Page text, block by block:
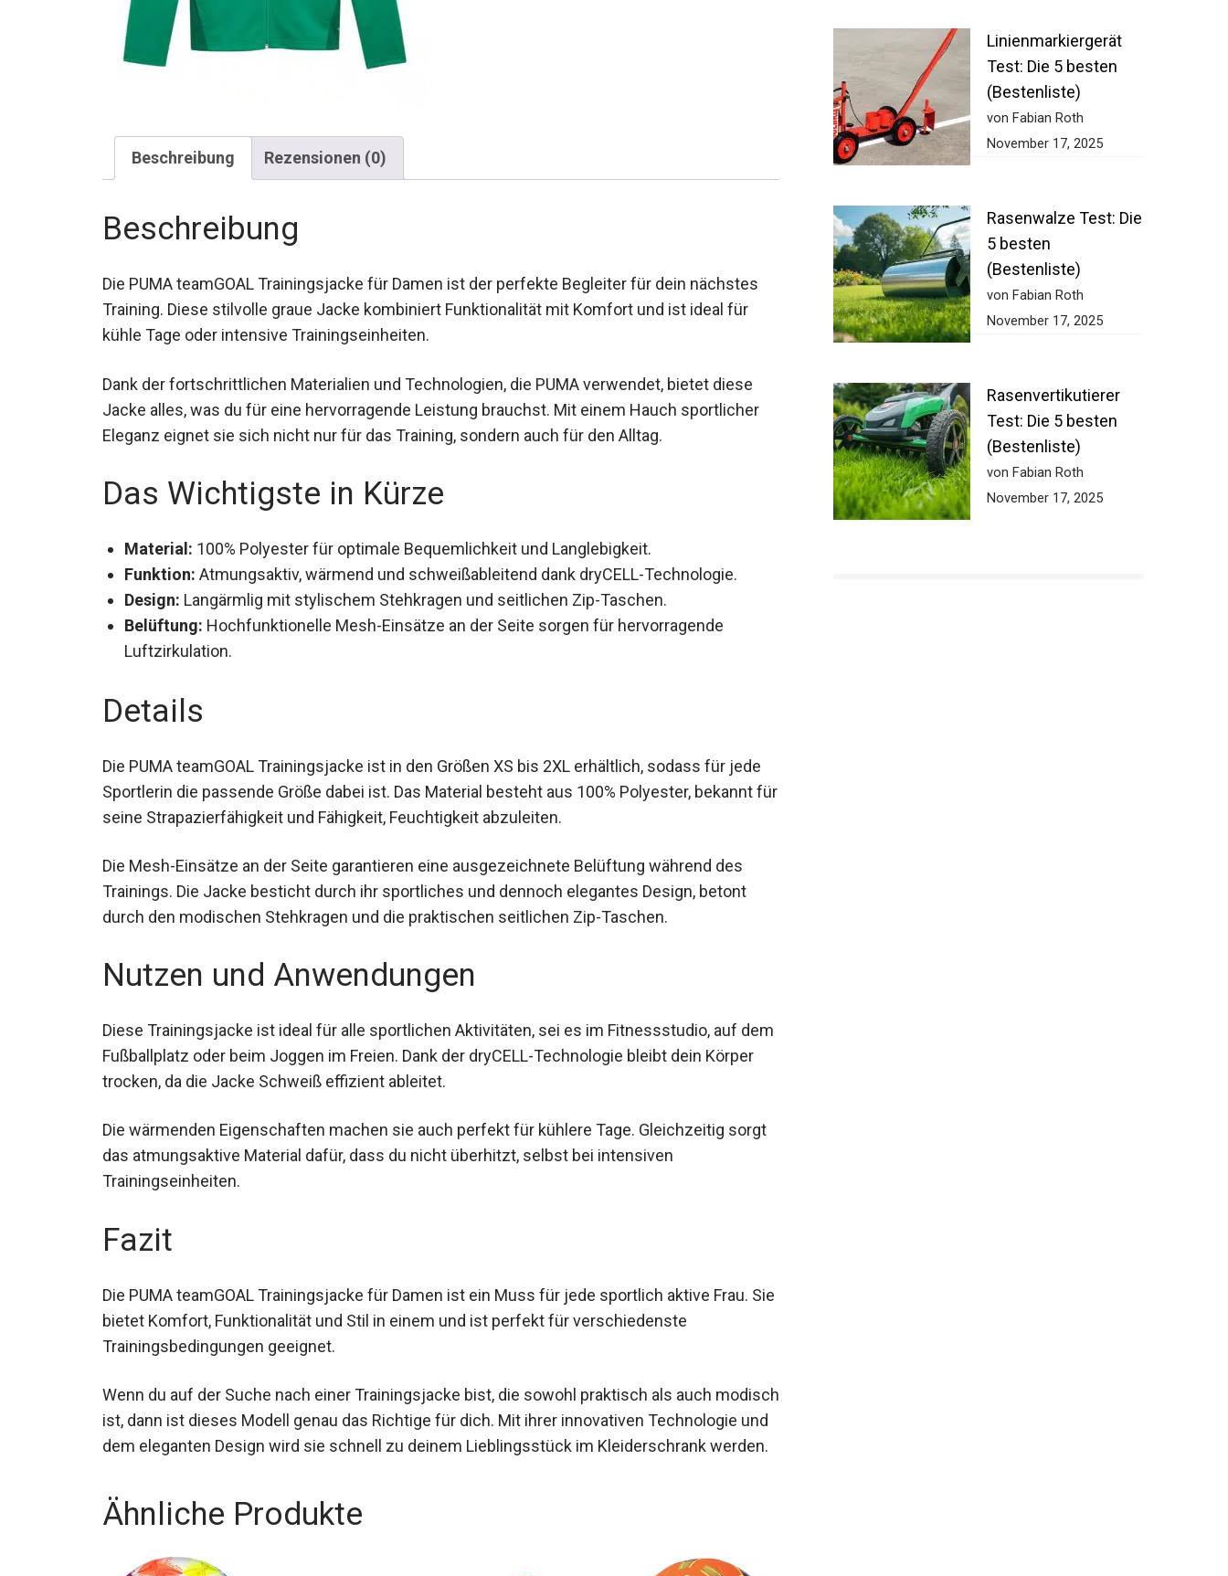
Beschreibung Rezensionen (0)
Beschreibung
Die PUMA teamGOAL Trainingsjacke für Damen ist der perfekte Begleiter für dein nächstes
Training. Diese stilvolle graue Jacke kombiniert Funktionalität mit Komfort und ist ideal für
kühle Tage oder intensive Trainingseinheiten.
Dank der fortschrittlichen Materialien und Technologien, die PUMA verwendet, bietet diese
Jacke alles, was du für eine hervorragende Leistung brauchst. Mit einem Hauch sportlicher
Eleganz eignet sie sich nicht nur für das Training, sondern auch für den Alltag.
Das Wichtigste in Kürze
Material: 100% Polyester für optimale Bequemlichkeit und Langlebigkeit.
Funktion: Atmungsaktiv, wärmend und schweißableitend dank dryCELL-Technologie.
Design: Langärmlig mit stylischem Stehkragen und seitlichen Zip-Taschen.
Belüftung: Hochfunktionelle Mesh-Einsätze an der Seite sorgen für hervorragende
Luftzirkulation.
Details
Die PUMA teamGOAL Trainingsjacke ist in den Größen XS bis 2XL erhältlich, sodass für jede
Sportlerin die passende Größe dabei ist. Das Material besteht aus 100% Polyester, bekannt
für seine Strapazierfähigkeit und Fähigkeit, Feuchtigkeit abzuleiten.
Die Mesh-Einsätze an der Seite garantieren eine ausgezeichnete Belüftung während des
Trainings. Die Jacke besticht durch ihr sportliches und dennoch elegantes Design, betont
durch den modischen Stehkragen und die praktischen seitlichen Zip-Taschen.
Nutzen und Anwendungen
Diese Trainingsjacke ist ideal für alle sportlichen Aktivitäten, sei es im Fitnessstudio, auf
dem Fußballplatz oder beim Joggen im Freien. Dank der dryCELL-Technologie bleibt dein
Körper trocken, da die Jacke Schweiß effizient ableitet.
Die wärmenden Eigenschaften machen sie auch perfekt für kühlere Tage. Gleichzeitig sorgt
das atmungsaktive Material dafür, dass du nicht überhitzt, selbst bei intensiven
Trainingseinheiten.
Fazit
Die PUMA teamGOAL Trainingsjacke für Damen ist ein Muss für jede sportlich aktive Frau.
Sie bietet Komfort, Funktionalität und Stil in einem und ist perfekt für verschiedenste
Trainingsbedingungen geeignet.
Wenn du auf der Suche nach einer Trainingsjacke bist, die sowohl praktisch als auch
modisch ist, dann ist dieses Modell genau das Richtige für dich. Mit ihrer innovativen
Technologie und dem eleganten Design wird sie schnell zu deinem Lieblingsstück im
Ähnliche Produkte
Linienmarkiergerät
Test: Die 5 besten
(Bestenliste)
von Fabian Roth
November 17, 2025
Rasenwalze Test:
Die 5 besten
(Bestenliste)
von Fabian Roth
November 17, 2025
Rasenvertikutierer
Test: Die 5 besten
(Bestenliste)
von Fabian Roth
November 17, 2025